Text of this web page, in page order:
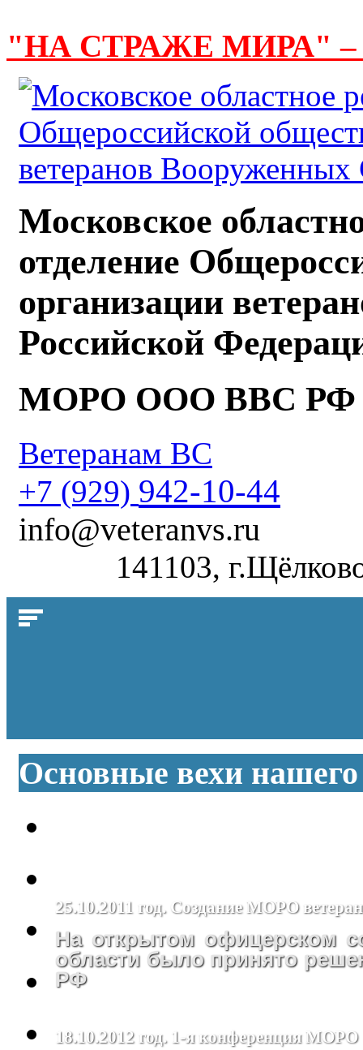
"НА СТРАЖЕ МИРА"
Московское
отделение
организации
Российской
МОРО ООО ВВС РФ
Ветеранам ВС
+7 (929) 942-10-44
info@veteranvs.ru
141103,
Основные вехи
25.10.2011 год. Создание МОРО
На открытом офицерском
области было принято
РФ
18.10.2012 год. 1-я конференция МОРО